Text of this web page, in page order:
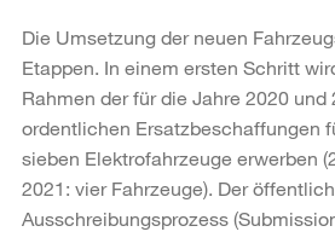
Die Umsetzung der neuen
Etappen. In einem ersten Schritt
Rahmen der für die Jahre 2020 und
ordentlichen Ersatzbeschaffungen
sieben Elektrofahrzeuge erwerben
2021: vier Fahrzeuge). Der
Ausschreibungsprozess